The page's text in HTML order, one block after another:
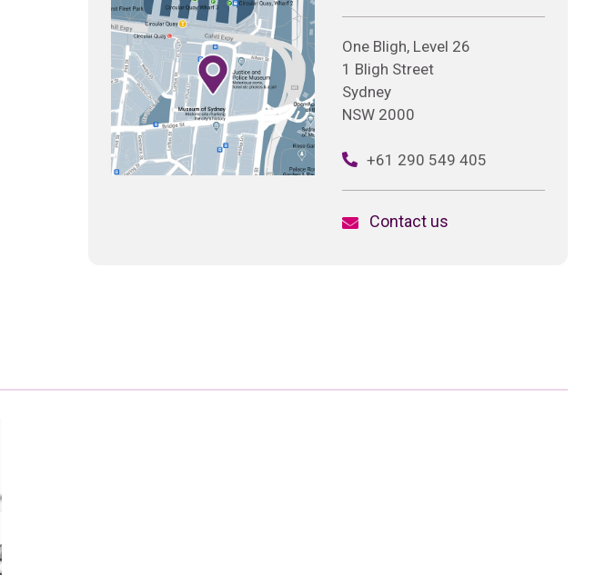
One Bligh, Level 26
1 Bligh Street
Sydney
NSW 2000
+61 290 549 405
Contact us